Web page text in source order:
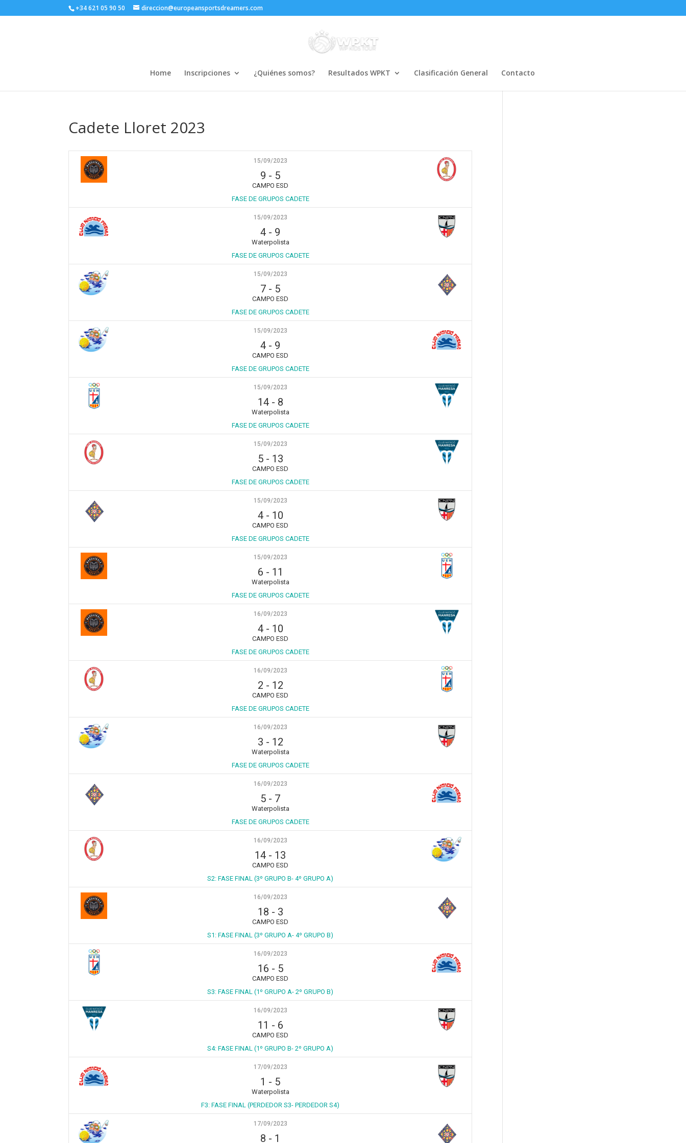
+34 621 05 90 50 direccion@europeansportsdreamers.com
Home Inscripciones ¿Quiénes somos? Resultados WPKT Clasificación General Contacto
Cadete Lloret 2023
15/09/2023
9 - 5
CAMPO ESD
FASE DE GRUPOS CADETE
15/09/2023
4 - 9
Waterpolista
FASE DE GRUPOS CADETE
15/09/2023
7 - 5
CAMPO ESD
FASE DE GRUPOS CADETE
15/09/2023
4 - 9
CAMPO ESD
FASE DE GRUPOS CADETE
15/09/2023
14- 8
Waterpolista
FASE DE GRUPOS CADETE
15/09/2023
5- 13
CAMPO ESD
FASE DE GRUPOS CADETE
15/09/2023
4- 10
CAMPO ESD
FASE DE GRUPOS CADETE
15/09/2023
6 - 11
Waterpolista
FASE DE GRUPOS CADETE
16/09/2023
4- 10
CAMPO ESD
FASE DE GRUPOS CADETE
16/09/2023
2 - 12
CAMPO ESD
FASE DE GRUPOS CADETE
16/09/2023
3 - 12
Waterpolista
FASE DE GRUPOS CADETE
16/09/2023
5 - 7
Waterpolista
FASE DE GRUPOS CADETE
16/09/2023
14 - 13
CAMPO ESD
S2: FASE FINAL (3º GRUPO B- 4º GRUPO A)
16/09/2023
18 - 3
CAMPO ESD
S1: FASE FINAL (3º GRUPO A- 4º GRUPO B)
16/09/2023
16 - 5
CAMPO ESD
S3: FASE FINAL (1º GRUPO A- 2º GRUPO B)
16/09/2023
11 - 6
CAMPO ESD
S4: FASE FINAL (1º GRUPO B- 2º GRUPO A)
17/09/2023
1 - 5
Waterpolista
F3: FASE FINAL (PERDEDOR S3- PERDEDOR S4)
17/09/2023
8 - 1